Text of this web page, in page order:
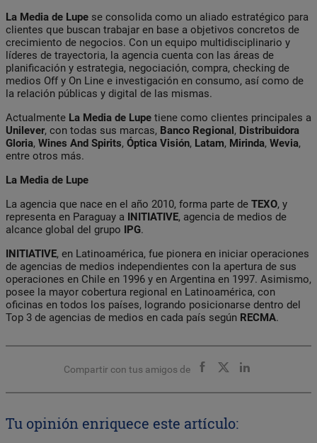
La Media de Lupe se consolida como un aliado estratégico para
clientes que buscan trabajar en base a objetivos concretos de
crecimiento de negocios. Con un equipo multidisciplinario y
líderes de trayectoria, la agencia cuenta con las áreas de
planificación y estrategia, negociación, compra, checking de
medios Off y On Line e investigación en consumo, así como de
la relación públicas y digital de las mismas.
Actualmente La Media de Lupe tiene como clientes principales a
Unilever, con todas sus marcas, Banco Regional, Distribuidora
Gloria, Wines And Spirits, Óptica Visión, Latam, Mirinda, Wevia,
entre otros más.
La Media de Lupe
La agencia que nace en el año 2010, forma parte de TEXO, y
representa en Paraguay a INITIATIVE, agencia de medios de
alcance global del grupo IPG.
INITIATIVE, en Latinoamérica, fue pionera en iniciar operaciones
de agencias de medios independientes con la apertura de sus
operaciones en Chile en 1996 y en Argentina en 1997. Asimismo,
posee la mayor cobertura regional en Latinoamérica, con
oficinas en todos los países, logrando posicionarse dentro del
Top 3 de agencias de medios en cada país según RECMA.
Compartir con tus amigos de
Tu opinión enriquece este artículo: